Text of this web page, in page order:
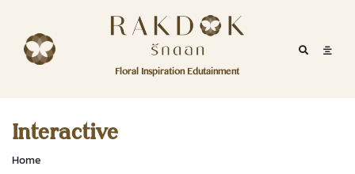
RakDok (รักดอก)
Floral Inspiration Edutainment
Mobile
RakDok
Menu
MAGAZINE
EDUTAINMENT
Interactive
Home